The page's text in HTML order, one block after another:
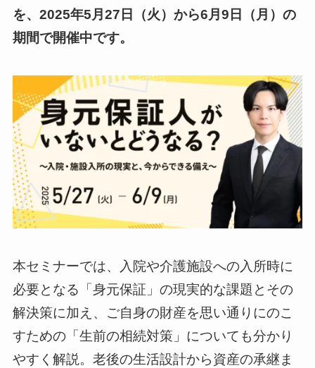
を、2025年5月27日（火）から6月9日（月）の
期間で開催中です。
本セミナーでは、入院や介護施設への入所時に
必要となる「身元保証」の現実的な課題とその
解決策に加え、ご自身の財産を思い通りにのこ
すための「生前の相続対策」についても分かり
やすく解説。老後の生活設計から資産の承継ま